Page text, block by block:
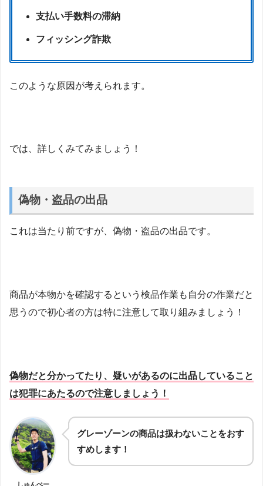
支払い手数料の滞納
フィッシング詐欺
このような原因が考えられます。
では、詳しくみてみましょう！
偽物・盗品の出品
これは当たり前ですが、偽物・盗品の出品です。
商品が本物かを確認するという検品作業も自分の作業だと
思うので初心者の方は特に注意して取り組みましょう！
偽物だと分かってたり、疑いがあるのに出品していること
は犯罪にあたるので注意しましょう！
しゅんぺー
グレーゾーンの商品は扱わないことをおす
すめします！